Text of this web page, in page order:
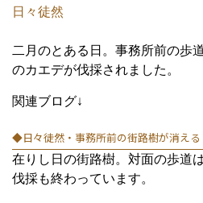
日々徒然
二月のとある日。事務所前の歩
のカエデが伐採されました。
関連ブログ↓
◆日々徒然・事務所前の街路樹が消える
在りし日の街路樹。対面の歩道
伐採も終わっています。